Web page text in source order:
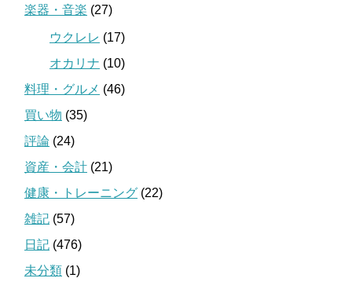
楽器・音楽 (27)
ウクレレ (17)
オカリナ (10)
料理・グルメ (46)
買い物 (35)
評論 (24)
資産・会計 (21)
健康・トレーニング (22)
雑記 (57)
日記 (476)
未分類 (1)